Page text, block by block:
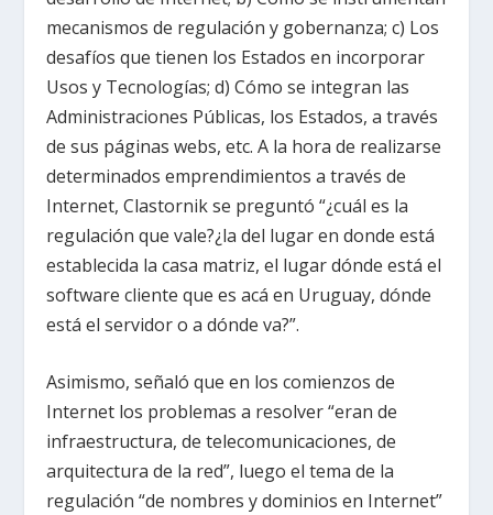
mecanismos de regulación y gobernanza; c) Los
desafíos que tienen los Estados en incorporar
Usos y Tecnologías; d) Cómo se integran las
Administraciones Públicas, los Estados, a través
de sus páginas webs, etc. A la hora de realizarse
determinados emprendimientos a través de
Internet, Clastornik se preguntó “¿cuál es la
regulación que vale?¿la del lugar en donde está
establecida la casa matriz, el lugar dónde está el
software cliente que es acá en Uruguay, dónde
está el servidor o a dónde va?”.
Asimismo, señaló que en los comienzos de
Internet los problemas a resolver “eran de
infraestructura, de telecomunicaciones, de
arquitectura de la red”, luego el tema de la
regulación “de nombres y dominios en Internet”